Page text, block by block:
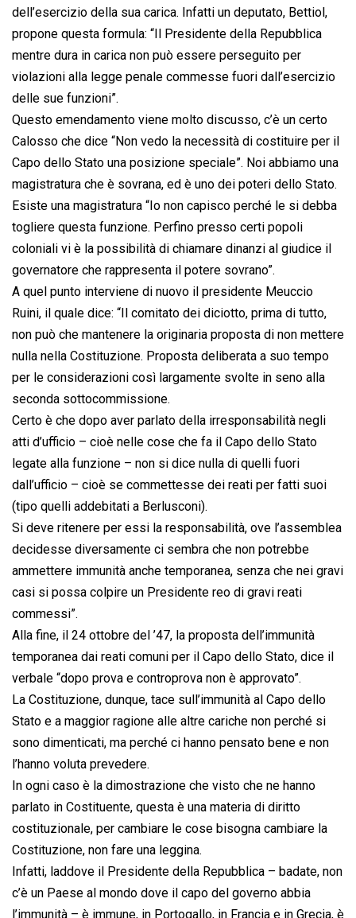
dell’esercizio della sua carica. Infatti un deputato, Bettiol,
propone questa formula: “Il Presidente della Repubblica
mentre dura in carica non può essere perseguito per
violazioni alla legge penale commesse fuori dall’esercizio
delle sue funzioni”.
Questo emendamento viene molto discusso, c’è un certo
Calosso che dice “Non vedo la necessità di costituire per il
Capo dello Stato una posizione speciale”. Noi abbiamo una
magistratura che è sovrana, ed è uno dei poteri dello Stato.
Esiste una magistratura “Io non capisco perché le si debba
togliere questa funzione. Perfino presso certi popoli
coloniali vi è la possibilità di chiamare dinanzi al giudice il
governatore che rappresenta il potere sovrano”.
A quel punto interviene di nuovo il presidente Meuccio
Ruini, il quale dice: “Il comitato dei diciotto, prima di tutto,
non può che mantenere la originaria proposta di non mettere
nulla nella Costituzione. Proposta deliberata a suo tempo
per le considerazioni così largamente svolte in seno alla
seconda sottocommissione.
Certo è che dopo aver parlato della irresponsabilità negli
atti d’ufficio – cioè nelle cose che fa il Capo dello Stato
legate alla funzione – non si dice nulla di quelli fuori
dall’ufficio – cioè se commettesse dei reati per fatti suoi
(tipo quelli addebitati a Berlusconi).
Si deve ritenere per essi la responsabilità, ove l’assemblea
decidesse diversamente ci sembra che non potrebbe
ammettere immunità anche temporanea, senza che nei gravi
casi si possa colpire un Presidente reo di gravi reati
commessi”.
Alla fine, il 24 ottobre del ’47, la proposta dell’immunità
temporanea dai reati comuni per il Capo dello Stato, dice il
verbale “dopo prova e controprova non è approvato”.
La Costituzione, dunque, tace sull’immunità al Capo dello
Stato e a maggior ragione alle altre cariche non perché si
sono dimenticati, ma perché ci hanno pensato bene e non
l’hanno voluta prevedere.
In ogni caso è la dimostrazione che visto che ne hanno
parlato in Costituente, questa è una materia di diritto
costituzionale, per cambiare le cose bisogna cambiare la
Costituzione, non fare una leggina.
Infatti, laddove il Presidente della Repubblica – badate, non
c’è un Paese al mondo dove il capo del governo abbia
l’immunità – è immune, in Portogallo, in Francia e in Grecia, è